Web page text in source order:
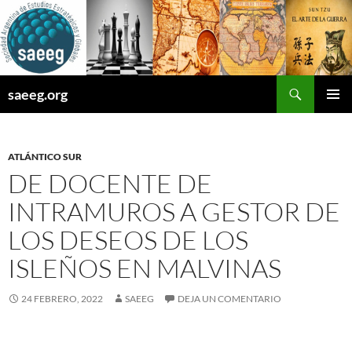
Saltar
al
contenido
saeeg.org
ATLÁNTICO SUR
DE DOCENTE DE
INTRAMUROS A GESTOR DE
LOS DESEOS DE LOS
ISLEÑOS EN MALVINAS
24 FEBRERO, 2022 SAEEG DEJA UN COMENTARIO